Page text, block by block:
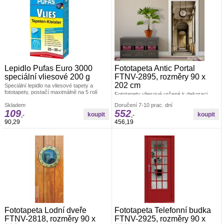
Lepidlo Pufas Euro 3000
speciální vliesové 200 g
Speciální lepidlo na vliesové tapety a
fototapety, postačí maximálně na 5 rolí
Skladem
109 ,-
90,29
Fototapeta Antic Portal
FTNV-2895, rozměry 90 x
202 cm
Fototapety vliesové určené k dekoraci
Rozměr: š.90 x v.202cm. Jednoduché
lepení fototapety, jedno dílná. Lepidlo je
součástí balení. Lepidlem se natírá pouze
Doručení 7-10 prac. dní
552,-
456,19
Fototapeta Lodní dveře
FTNV-2818, rozměry 90 x
Fototapeta Telefonní budka
FTNV-2925, rozměry 90 x